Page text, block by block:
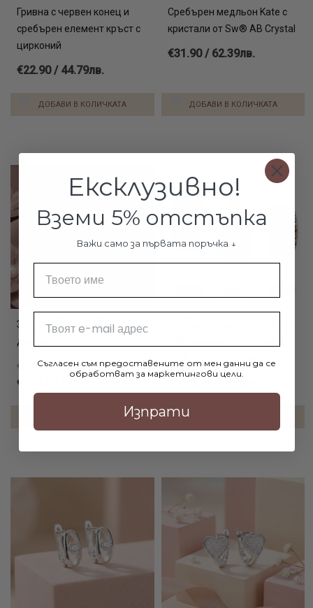
Гривна с червен конец и
сребърен елемент кръст с
цирконий
€22.90 / 44.79лв.
ДОБАВИ В КОЛИЧКАТА
Сребърен медльон Kate с
кристали от Sw® AB Crystal
€31.90 / 62.39лв.
ДОБАВИ В КОЛИЧКАТА
Златни обеци Любов с
диаманти
€843.70 / 1650.13лв.
€767.00 / 1500.12лв.
ДОБАВИ В КОЛИЧКАТА
€63.80 / 124.78лв.
ДОБАВИ В КОЛИЧКАТА
Ексклузивно!
Вземи 5% отстъпка
Важи само за първата поръчка ↓
Съгласен съм предоставените от мен данни да се
обработват за маркетингови цели.
Изпрати